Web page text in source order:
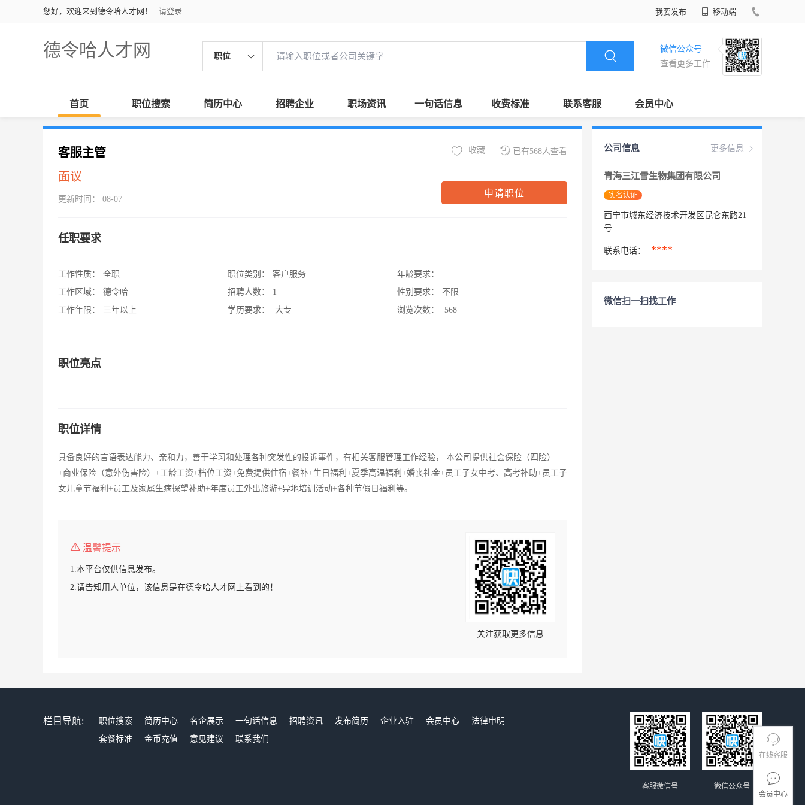
您好，欢迎来到德令哈人才网！ 请登录 我要发布 移动端
德令哈人才网 职位
微信公众号
查看更多工作
首页 职位搜索 简历中心 招聘企业 职场资讯 一句话信息 收费标准 联系客服 会员中心
在线客服
会员中心
客服主管
面议
更新时间： 08-07
已有568人查看
收藏
申请职位
任职要求
工作性质：
全职
工作区域：
德令哈
工作年限：
三年以上
职位类别：
客户服务
招聘人数：
1
学历要求：
大专
年龄要求：
性别要求：
不限
浏览次数：
568
职位亮点
职位详情
具备良好的言语表达能力、亲和力，善于学习和处理各种突发性的投诉事件，有相关客服管理工作经验， 本公司提供社会保险（四险）
+商业保险（意外伤害险）+工龄工资+档位工资+免费提供住宿+餐补+生日福利+夏季高温福利+婚丧礼金+员工子女中考、高考补助+员工子
女儿童节福利+员工及家属生病探望补助+年度员工外出旅游+异地培训活动+各种节假日福利等。
温馨提示
1.本平台仅供信息发布。
2.请告知用人单位，该信息是在德令哈人才网上看到的！
关注获取更多信息
更多信息
公司信息
青海三江雪生物集团有限公司
实名认证
西宁市城东经济技术开发区昆仑东路21
号
联系电话： ****
微信扫一扫找工作
栏目导航: 职位搜索 简历中心 名企展示 一句话信息 招聘资讯 发布简历 企业入驻 会员中心
法律申明
套餐标准
金币充值 意见建议 联系我们
微信公众号
客服微信号